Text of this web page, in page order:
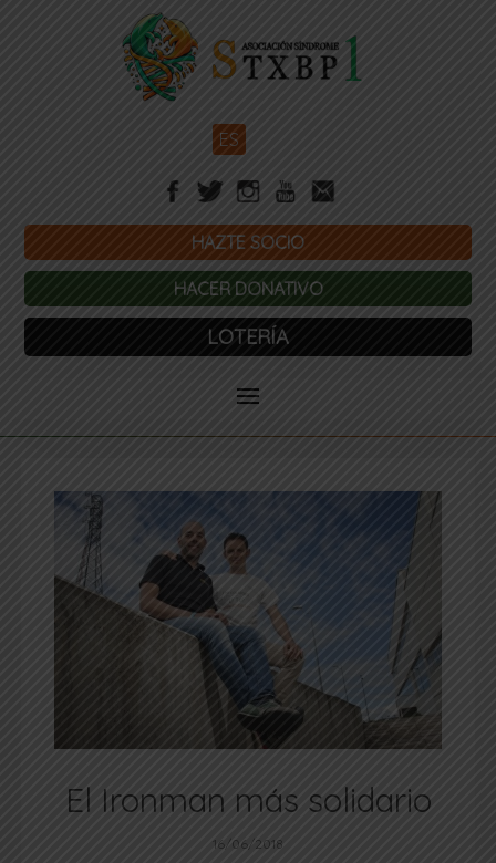
ES
HAZTE SOCIO
HACER DONATIVO
LOTERÍA
El Ironman más solidario
16/06/2018